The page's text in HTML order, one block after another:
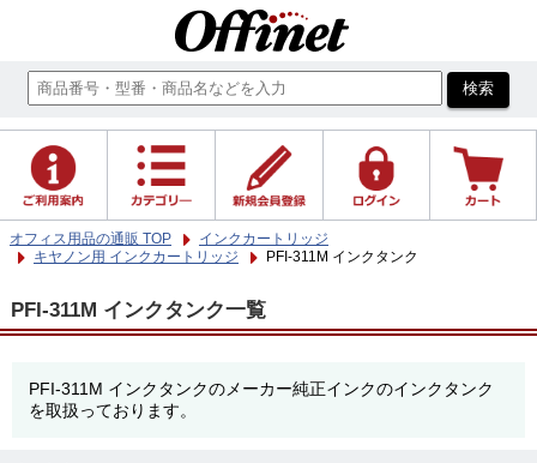
オフィス用品の通販 TOP
インクカートリッジ
キヤノン用 インクカートリッジ
PFI-311M インクタンク
PFI-311M インクタンク一覧
PFI-311M インクタンクのメーカー純正インクのインクタンク
を取扱っております。